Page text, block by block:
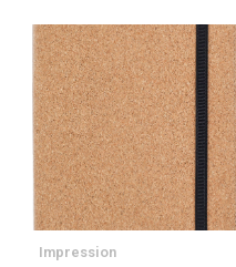
Impression